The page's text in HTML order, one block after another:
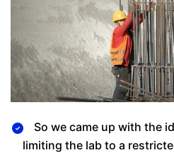
So we came up with the
limiting the lab to a